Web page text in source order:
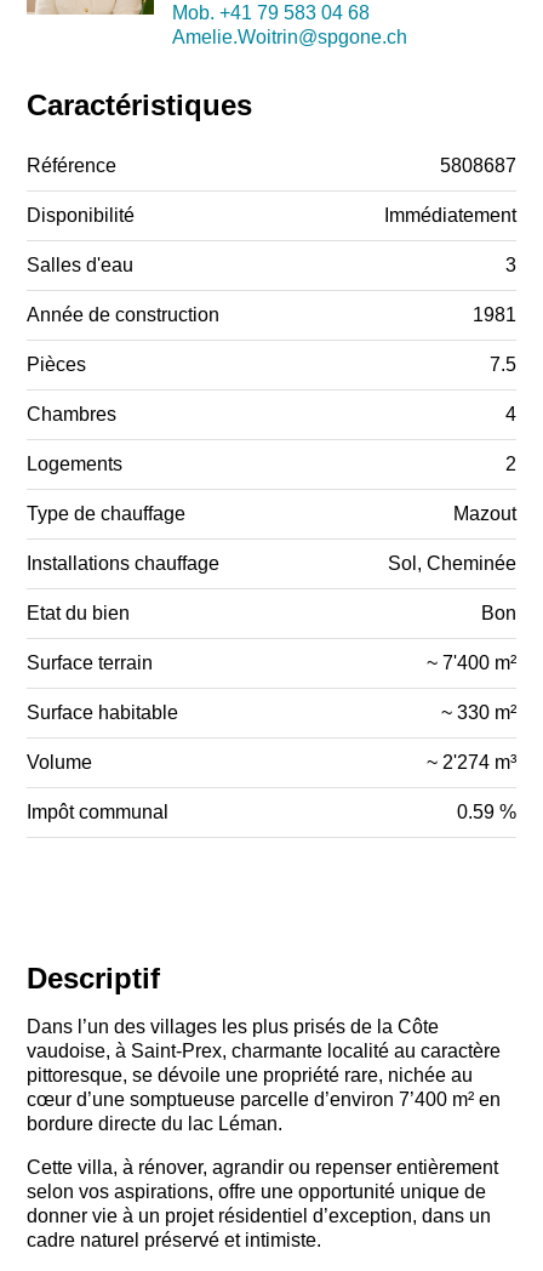
Descriptif
Dans l’un des villages les plus prisés de la Côte
vaudoise, à Saint-Prex, charmante localité au caractère
pittoresque, se dévoile une propriété rare, nichée au
cœur d’une somptueuse parcelle d’environ 7’400 m² en
bordure directe du lac Léman.
Cette villa, à rénover, agrandir ou repenser entièrement
selon vos aspirations, offre une opportunité unique de
donner vie à un projet résidentiel d’exception, dans un
cadre naturel préservé et intimiste.
Mob. +41 79 583 04 68
Amelie.Woitrin@spgone.ch
Caractéristiques
Référence 5808687
Disponibilité Immédiatement
Salles d'eau 3
Année de construction 1981
Pièces 7.5
Chambres 4
Logements 2
Type de chauffage Mazout
Installations chauffage Sol, Cheminée
Etat du bien Bon
Surface terrain ~ 7'400 m²
Surface habitable ~ 330 m²
Volume ~ 2'274 m³
Impôt communal 0.59 %